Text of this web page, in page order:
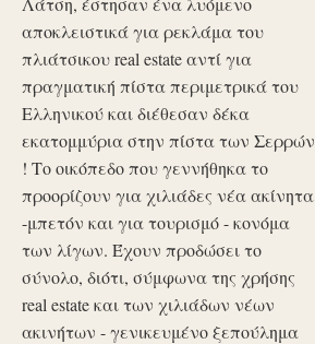
αποκλειστικά για ρεκλάμα του
πλιάτσικου real estate αντί για
πραγματική πίστα περιμετρικά του
Ελληνικού και διέθεσαν δέκα
εκατομμύρια στην πίστα των Σερρών
! Το οικόπεδο που γεννήθηκα το
προορίζουν για χιλιάδες νέα ακίνητα
-μπετόν και για τουρισμό - κονόμα
των λίγων. Έχουν προδώσει το
σύνολο, διότι, σύμφωνα της χρήσης
real estate και των χιλιάδων νέων
ακινήτων - γενικευμένο ξεπούλημα